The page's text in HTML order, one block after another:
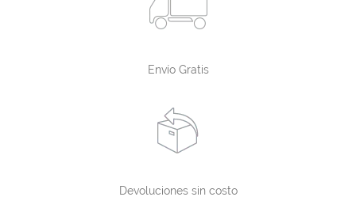
Envío Gratis
Devoluciones sin costo